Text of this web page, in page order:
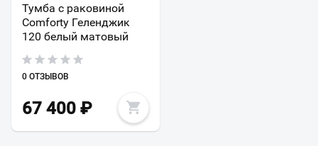
Тумба с раковиной
Comforty Геленджик
120 белый матовый
0 ОТЗЫВОВ
67 400 ₽